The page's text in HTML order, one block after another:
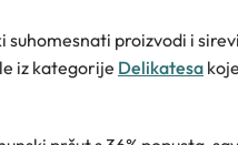
proizvodi i
iz kategorije Delikatesa